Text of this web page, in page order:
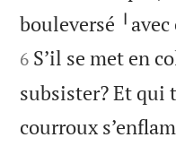
bouleversé
6 S’il se met en
subsister? Et qui
courroux